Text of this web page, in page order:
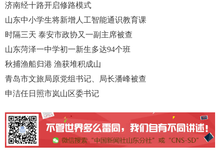
济南经十路开启修路模式
山东中小学生将新增人工智能通识教育课
时隔三天 泰安市政协又一副主席被查
山东菏泽一中学初一新生多达94个班
秋捕渔船归港 渔获堆积成山
青岛市文旅局原党组书记、局长潘峰被查
申洁任日照市岚山区委书记